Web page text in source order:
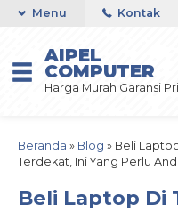
/ Marketplace Orderan
Menu Kontak
AIPEL
COMPUTER
Harga Murah Garansi
Beranda » Blog » Beli
Terdekat, Ini Yang Perlu
Beli Laptop Di